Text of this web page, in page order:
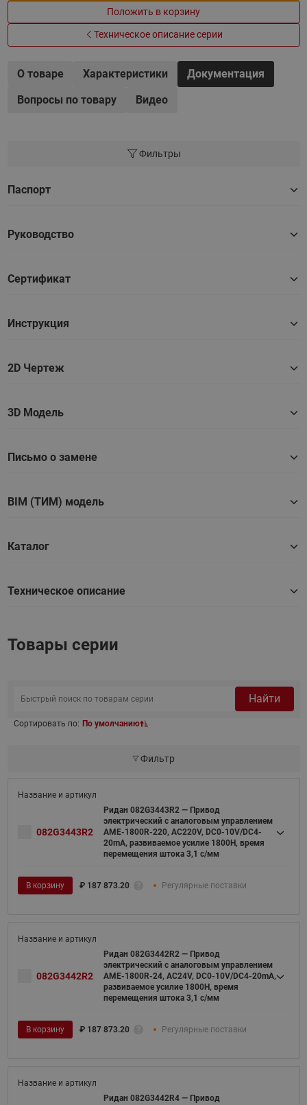
Положить в корзину
Техническое описание серии
О товаре Характеристики
Документация
Вопросы по товару
Видео
Фильтры
Паспорт
Руководство
Сертификат
Инструкция
2D Чертеж
3D Модель
Письмо о замене
BIM (ТИМ) модель
Каталог
Техническое описание
Товары серии
Найти
Сортировать по: По умолчанию
Фильтр
082G3443R2
Ридан 082G3443R2 — Привод
электрический с аналоговым управлением
AME-1800R-220, AC220V, DC0-10V/DC4-
20mA, развиваемое усилие 1800Н, время
перемещения штока 3,1 с/мм
В корзину ₽ 187 873.20 Регулярные поставки
082G3442R2
Ридан 082G3442R2 — Привод
электрический с аналоговым управлением
AME-1800R-24, AC24V, DC0-10V/DC4-20mA,
развиваемое усилие 1800Н, время
перемещения штока 3,1 с/мм
В корзину ₽ 187 873.20 Регулярные поставки
Ридан 082G3442R4 — Привод